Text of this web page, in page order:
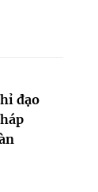
đạo